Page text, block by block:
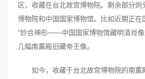
区，收藏在台北故宫博物院。剩余部分则
博物院和中国国家博物馆。比如近期正在
“妙合神形——中国国家博物馆藏明清肖像
几幅南薰殿旧藏帝王像。
如今，收藏于台北故宫博物院的南薰